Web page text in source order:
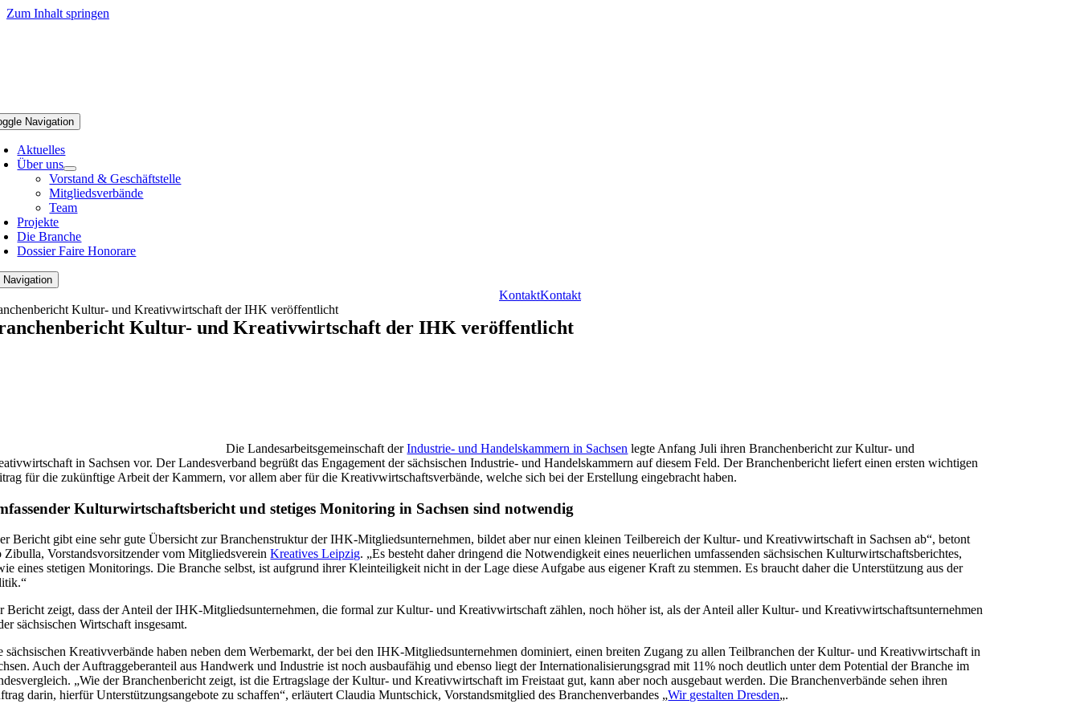
Zum Inhalt springen
Navigation
Aktuelles
Über uns
Vorstand & Geschäftstelle
Mitgliedsverbände
Team
Projekte
Die Branche
Dossier Faire Honorare
Navigation
KontaktKontakt
Kultur- und Kreativwirtschaft der IHK veröffentlicht
Kultur- und Kreativwirtschaft der IHK veröffentlicht
Die Landesarbeitsgemeinschaft derIndustrie- und Handelskammern in Sachsen legte Anfang Juli ihren Branchenbericht zur Kultur- und
in Sachsen vor. Der Landesverband begrüßt das Engagement der sächsischen Industrie- und Handelskammern auf diesem Feld. Der Branchenbericht liefert einen ersten wichtigen
für die zukünftige Arbeit der Kammern, vor allem aber für die Kreativwirtschaftsverbände, welche sich bei der Erstellung eingebracht haben.
Kulturwirtschaftsbericht und stetiges Monitoring in Sachsen sind notwendig
Bericht gibt eine sehr gute Übersicht zur Branchenstruktur der IHK-Mitgliedsunternehmen, bildet aber nur einen kleinen Teilbereich der Kultur- und Kreativwirtschaft in Sachsen ab“, betont
Zibulla, Vorstandsvorsitzender vom MitgliedsvereinKreatives Leipzig. „Es besteht daher dringend die Notwendigkeit eines neuerlichen umfassenden sächsischen Kulturwirtschaftsberichtes,
eines stetigen Monitorings. Die Branche selbst, ist aufgrund ihrer Kleinteiligkeit nicht in der Lage diese Aufgabe aus eigener Kraft zu stemmen. Es braucht daher die Unterstützung aus der
Bericht zeigt, dass der Anteil der IHK-Mitgliedsunternehmen, die formal zur Kultur- und Kreativwirtschaft zählen, noch höher ist, als der Anteil aller Kultur- und Kreativwirtschaftsunternehmen
sächsischen Wirtschaft insgesamt.
sächsischen Kreativverbände haben neben dem Werbemarkt, der bei den IHK-Mitgliedsunternehmen dominiert, einen breiten Zugang zu allen Teilbranchen der Kultur- und Kreativwirtschaft in
Auch der Auftraggeberanteil aus Handwerk und Industrie ist noch ausbaufähig und ebenso liegt der Internationalisierungsgrad mit 11% noch deutlich unter dem Potential der Branche im
„Wie der Branchenbericht zeigt, ist die Ertragslage der Kultur- und Kreativwirtschaft im Freistaat gut, kann aber noch ausgebaut werden. Die Branchenverbände sehen ihren
darin, hierfür Unterstützungsangebote zu schaffen“, erläutert Claudia Muntschick, Vorstandsmitglied des Branchenverbandes „Wir gestalten Dresden„.